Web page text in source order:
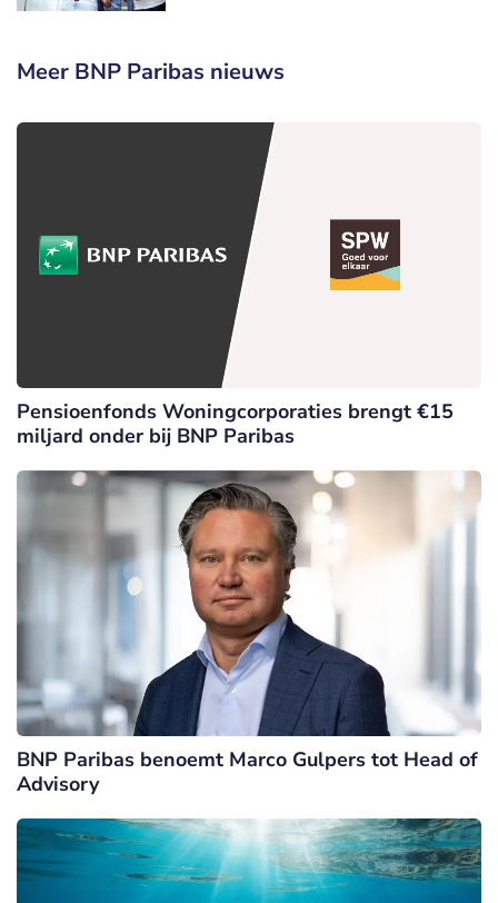
Meer BNP Paribas nieuws
Pensioenfonds Woningcorporaties brengt €15
miljard onder bij BNP Paribas
BNP Paribas benoemt Marco Gulpers tot Head of
Advisory